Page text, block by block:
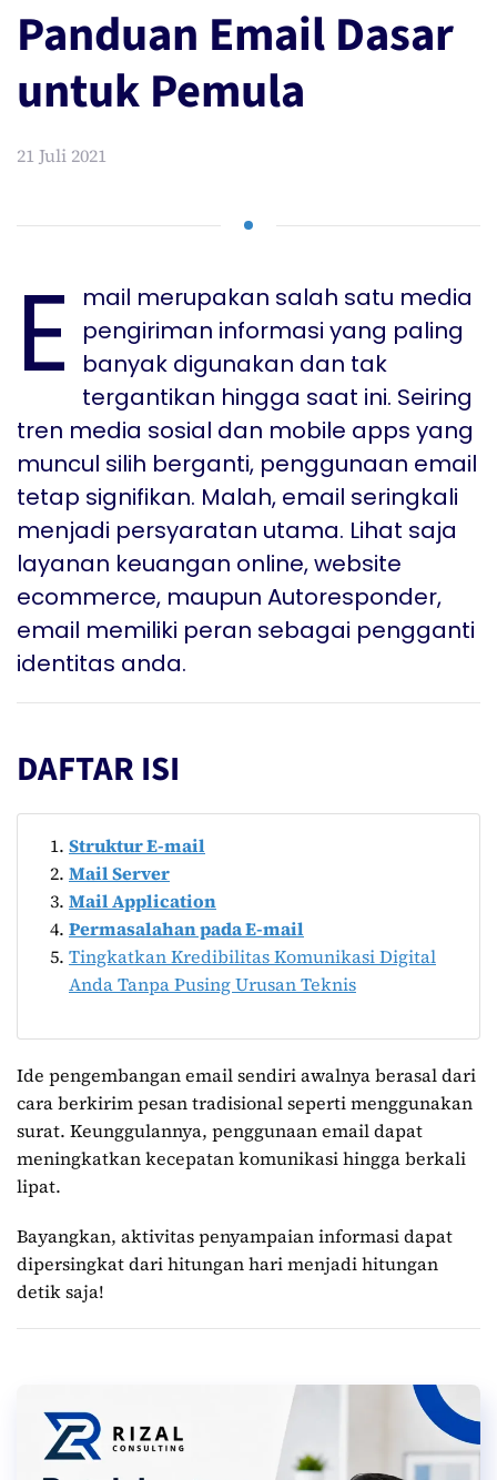
Panduan Email Dasar
untuk Pemula
21 Juli 2021
E
mail merupakan salah satu media
pengiriman informasi yang paling
banyak digunakan dan tak
tergantikan hingga saat ini. Seiring
tren media sosial dan mobile apps yang
muncul silih berganti, penggunaan email
tetap signifikan. Malah, email seringkali
menjadi persyaratan utama. Lihat saja
layanan keuangan online, website
ecommerce, maupun Autoresponder,
email memiliki peran sebagai pengganti
identitas anda.
DAFTAR ISI
Struktur E-mail
Mail Server
Mail Application
Permasalahan pada E-mail
Tingkatkan Kredibilitas Komunikasi Digital
Anda Tanpa Pusing Urusan Teknis
Ide pengembangan email sendiri awalnya berasal dari
cara berkirim pesan tradisional seperti menggunakan
surat. Keunggulannya, penggunaan email dapat
meningkatkan kecepatan komunikasi hingga berkali
lipat.
Bayangkan, aktivitas penyampaian informasi dapat
dipersingkat dari hitungan hari menjadi hitungan
detik saja!